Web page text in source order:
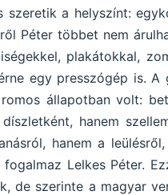
szeretik a helyszínt:
Péter többet nem
plakátokkal,
egy presszógép is. A
állapotban volt:
hanem
hanem a
Lelkes Péter.
de szerinte a magyar